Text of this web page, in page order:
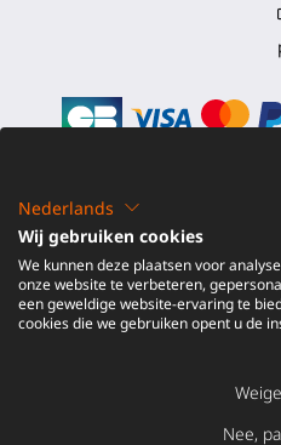
VOEG
©2016-2026 - ProTubeVR™
Verzending en douanerechten
Nederlands
Wij gebruiken cookies
We kunnen deze plaatsen voor
onze website te verbeteren,
een geweldige website-ervaring te
cookies die we gebruiken opent u de
Nee,